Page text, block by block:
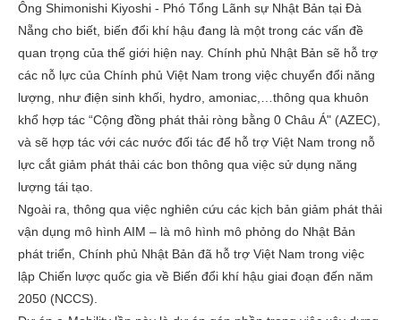
Ông Shimonishi Kiyoshi - Phó Tổng Lãnh sự Nhật Bản tại Đà
Nẵng cho biết, biến đổi khí hậu đang là một trong các vấn đề
quan trọng của thế giới hiện nay. Chính phủ Nhật Bản sẽ hỗ trợ
các nỗ lực của Chính phủ Việt Nam trong việc chuyển đổi năng
lượng, như điện sinh khối, hydro, amoniac,…thông qua khuôn
khổ hợp tác “Cộng đồng phát thải ròng bằng 0 Châu Á" (AZEC),
và sẽ hợp tác với các nước đối tác để hỗ trợ Việt Nam trong nỗ
lực cắt giảm phát thải các bon thông qua việc sử dụng năng
lượng tái tạo.
Ngoài ra, thông qua việc nghiên cứu các kịch bản giảm phát thải
vận dụng mô hình AIM – là mô hình mô phỏng do Nhật Bản
phát triển, Chính phủ Nhật Bản đã hỗ trợ Việt Nam trong việc
lập Chiến lược quốc gia về Biến đổi khí hậu giai đoạn đến năm
2050 (NCCS).